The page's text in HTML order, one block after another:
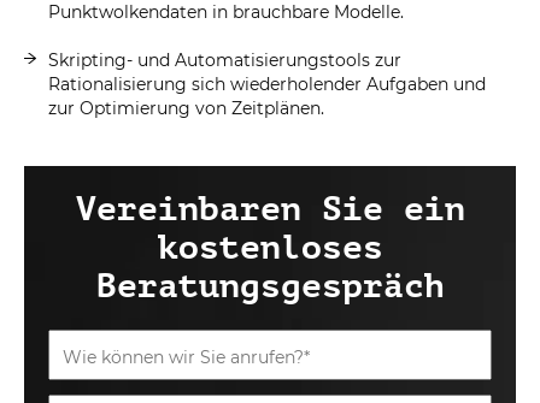
Punktwolkendaten in brauchbare Modelle.
Skripting- und Automatisierungstools zur
Rationalisierung sich wiederholender Aufgaben und
zur Optimierung von Zeitplänen.
Vereinbaren Sie ein
kostenloses
Beratungsgespräch